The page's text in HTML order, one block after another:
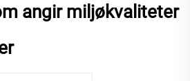
angir miljøkvaliteter